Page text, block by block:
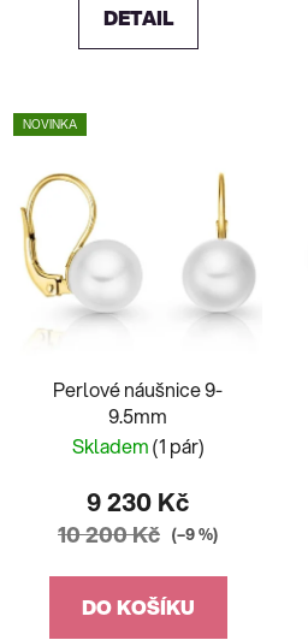
DETAIL
NOVINKA
Perlové náušnice 9-
9.5mm
Skladem(1 pár)
9 230 Kč
10 200 Kč (–9 %)
DO KOŠÍKU